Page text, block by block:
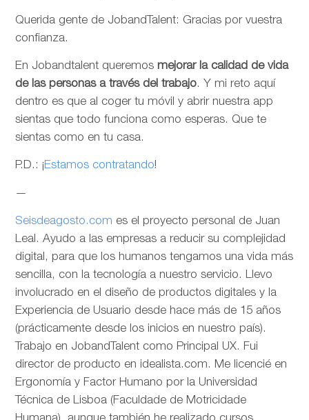
Querida gente de JobandTalent: Gracias por vuestra
confianza.
En Jobandtalent queremos mejorar la calidad de vida
de las personas a través del trabajo. Y mi reto aquí
dentro es que al coger tu móvil y abrir nuestra app
sientas que todo funciona como esperas. Que te
sientas como en tu casa.
P.D.: ¡Estamos contratando!
—
Seisdeagosto.com es el proyecto personal de Juan
Leal. Ayudo a las empresas a reducir su complejidad
digital, para que los humanos tengamos una vida más
sencilla, con la tecnología a nuestro servicio. Llevo
involucrado en el diseño de productos digitales y la
Experiencia de Usuario desde hace más de 15 años
(prácticamente desde los inicios en nuestro país).
Trabajo en JobandTalent como Principal UX. Fui
director de producto en idealista.com. Me licencié en
Ergonomía y Factor Humano por la Universidad
Técnica de Lisboa (Faculdade de Motricidade